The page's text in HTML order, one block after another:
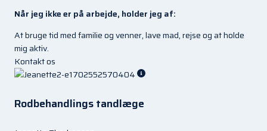
Når jeg ikke er på arbejde, holder jeg af:
At bruge tid med familie og venner, lave mad, rejse og at holde
mig aktiv.
Kontakt os
Rodbehandlings tandlæge